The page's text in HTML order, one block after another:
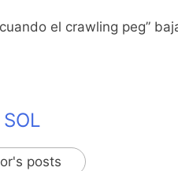
Atrás el crawling peg”
posts